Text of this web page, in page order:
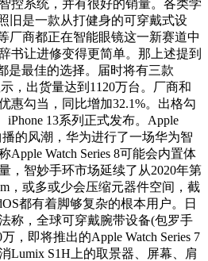
控系统，并有很好的销量。各类学
旧是一款从打健身的可穿戴式设
厂商都正在智能眼镜这一新赛道中
书让进修变得更简单。那上述提到
是最佳的选择。届时将有三款
，出货量达到1120万台。厂商和
惠勾当，同比增加32.1%。出格勾
iPhone 13系列正式发布。Apple
的风潮，华为进行了一场华为智
Watch Series 8可能会内置体
，智妙手环市场延续了从2020年第
，或多或少会压缩元器件空间，截
都有着脚够复杂的根本用户。日
称，全球可穿戴腕带设备(包罗手
，即将推出的Apple Watch Series 7
Lumix S1H上的取景器、屏幕、肩